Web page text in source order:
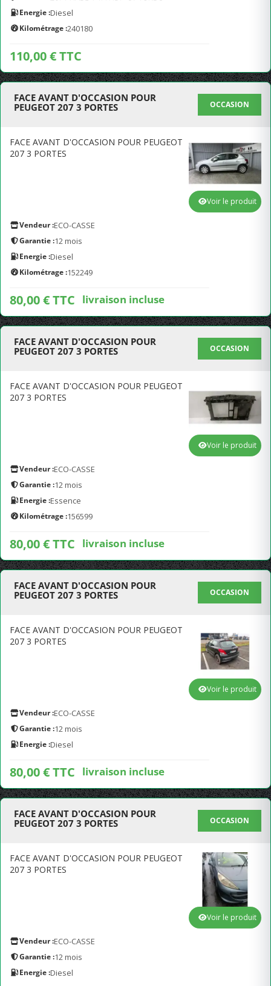
Energie :Diesel
Kilométrage :240180
110,00 € TTC
FACE AVANT D'OCCASION POUR
PEUGEOT 207 3 PORTES
OCCASION
FACE AVANT D'OCCASION POUR PEUGEOT
207 3 PORTES
Vendeur :ECO-CASSE
Garantie :12 mois
Energie :Diesel
Kilométrage :152249
80,00 € TTC livraison incluse
Voir le produit
FACE AVANT D'OCCASION POUR
PEUGEOT 207 3 PORTES
OCCASION
FACE AVANT D'OCCASION POUR PEUGEOT
207 3 PORTES
Vendeur :ECO-CASSE
Garantie :12 mois
Energie :Essence
Kilométrage :156599
80,00 € TTC livraison incluse
Voir le produit
FACE AVANT D'OCCASION POUR
PEUGEOT 207 3 PORTES
OCCASION
FACE AVANT D'OCCASION POUR PEUGEOT
207 3 PORTES
Vendeur :ECO-CASSE
Garantie :12 mois
Energie :Diesel
80,00 € TTC livraison incluse
Voir le produit
FACE AVANT D'OCCASION POUR
PEUGEOT 207 3 PORTES
OCCASION
FACE AVANT D'OCCASION POUR PEUGEOT
207 3 PORTES
Vendeur :ECO-CASSE
Garantie :12 mois
Energie :Diesel
Voir le produit